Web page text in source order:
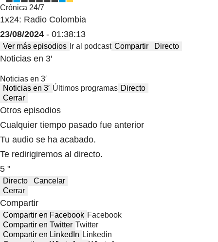
Crónica 24/7
1x24: Radio Colombia
23/08/2024 - 01:38:13
Ver más episodios Ir al podcast Compartir Directo
Noticias en 3′
Noticias en 3′
Noticias en 3′ Últimos programas Directo
Cerrar
Otros episodios
Cualquier tiempo pasado fue anterior
Tu audio se ha acabado.
Te redirigiremos al directo.
5 "
Directo
Cancelar
Cerrar
Compartir
Compartir en Facebook Facebook
Compartir en Twitter Twitter
Compartir en LinkedIn Linkedin